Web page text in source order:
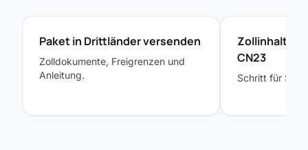
Paket in Drittländer versenden
Zolldokumente, Freigrenzen und
Anleitung.
CN23
Schritt für